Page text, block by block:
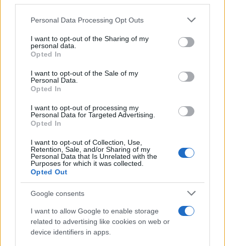
Please note that this website/app uses one or more Google
not limited to your visit or usage behaviour. You may click to
grant or deny consent to Google and its third-party tags to
use your data for below specified purposes in below Google
consent section.
Personal Data Processing Opt Outs
I want to opt-out of the Sharing of my
personal data.
Opted In
I want to opt-out of the Sale of my
Personal Data.
Opted In
I want to opt-out of processing my
Personal Data for Targeted Advertising.
Opted In
I want to opt-out of Collection, Use,
Retention, Sale, and/or Sharing of my
Personal Data that Is Unrelated with the
Purposes for which it was collected.
Opted Out
Google consents
I want to allow Google to enable storage
related to advertising like cookies on web or
device identifiers in apps.
Inviaci le tue segnalazioni,
i tuoi video e le tue foto
345 356 7512
Entra nel canale telegram di
GalluraOggi.it
Ricevi le nostre ultime news